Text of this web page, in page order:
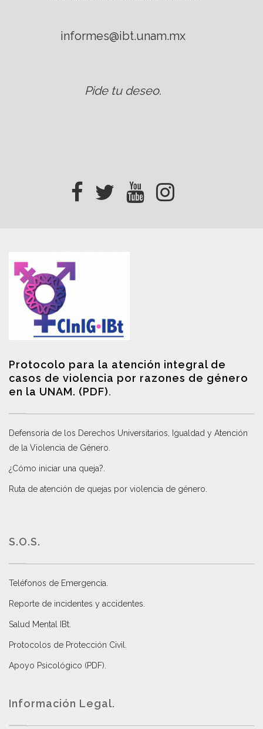
informes@ibt.unam.mx
Pide tu deseo.
Protocolo para la atención integral de
casos de violencia por razones de género
en la UNAM. (PDF).
Defensoría de los Derechos Universitarios, Igualdad y Atención
de la Violencia de Género
¿Cómo iniciar una queja?
Ruta de atención de quejas por violencia de género
S.O.S.
Teléfonos de Emergencia.
Reporte de incidentes y accidentes
Salud Mental IBt
Protocolos de Protección Civil
Apoyo Psicológico (PDF)
Información Legal.